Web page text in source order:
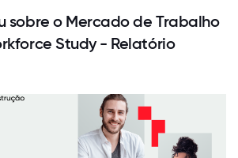
sobre o Mercado de Trabalho
Study - Relatório